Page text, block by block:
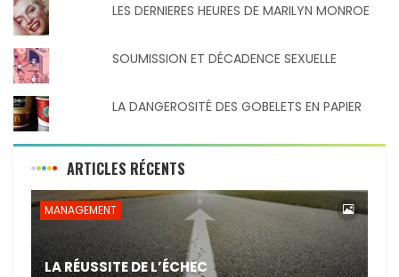
LES DERNIERES HEURES DE MARILYN MONROE
SOUMISSION ET DÉCADENCE SEXUELLE
LA DANGEROSITÉ DES GOBELETS EN PAPIER
ARTICLES RÉCENTS
MANAGEMENT
LA RÉUSSITE DE L’ÉCHEC